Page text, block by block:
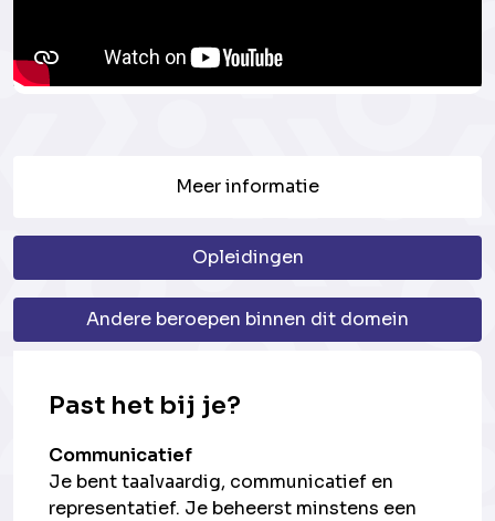
Meer informatie
Opleidingen
Andere beroepen binnen dit domein
Past het bij je?
Communicatief
Je bent taalvaardig, communicatief en
representatief. Je beheerst minstens een